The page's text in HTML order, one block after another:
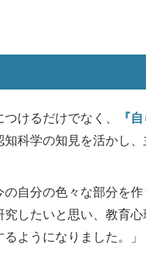
けるだけでなく、
『
科学の知見を活かし
の自分の色々な部分を
したいと思い、教育心
ようになりました。」